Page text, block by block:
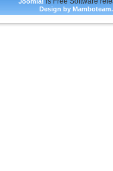
Design by